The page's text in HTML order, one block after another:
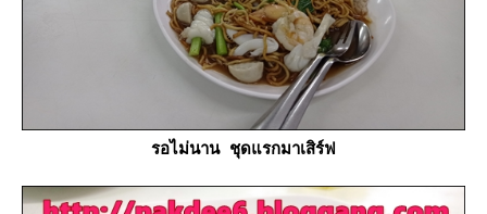
รอไม่นาน ชุดแรกมาเสิร์ฟ